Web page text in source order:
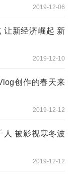
2019-12-06
让新经济崛起 新
2019-12-10
创作的春天来
2019-12-12
人 被影视寒冬波
2019-12-12